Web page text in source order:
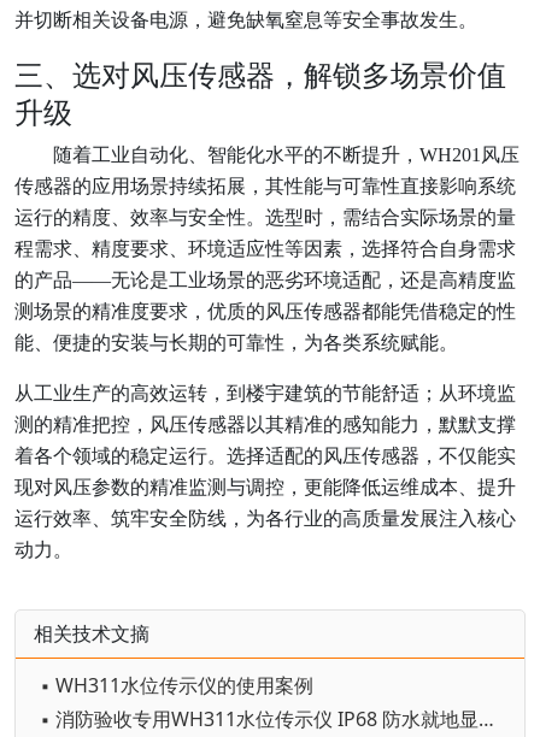
并切断相关设备电源，避免缺氧窒息等安全事故发生。
三、选对风压传感器，解锁多场景价值
升级
随着工业自动化、智能化水平的不断提升，WH201风压
传感器的应用场景持续拓展，其性能与可靠性直接影响系统
运行的精度、效率与安全性。选型时，需结合实际场景的量
程需求、精度要求、环境适应性等因素，选择符合自身需求
的产品——无论是工业场景的恶劣环境适配，还是高精度监
测场景的精准度要求，优质的风压传感器都能凭借稳定的性
能、便捷的安装与长期的可靠性，为各类系统赋能。
从工业生产的高效运转，到楼宇建筑的节能舒适；从环境监
测的精准把控，风压传感器以其精准的感知能力，默默支撑
着各个领域的稳定运行。选择适配的风压传感器，不仅能实
现对风压参数的精准监测与调控，更能降低运维成本、提升
运行效率、筑牢安全防线，为各行业的高质量发展注入核心
动力。
相关技术文摘
▪ WH311水位传示仪的使用案例
▪ 消防验收专用WH311水位传示仪 IP68 防水就地显示远传